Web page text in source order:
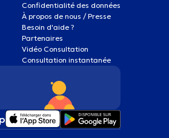
Confidentialité des données
À propos de nous / Presse
Besoin d'aide ?
Partenaires
Vidéo Consultation
Consultation instantanée